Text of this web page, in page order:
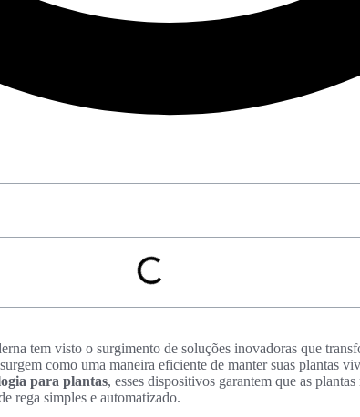
tem visto o surgimento de soluções inovadoras que
surgem como uma maneira eficiente de manter suas plantas
para plantas, esses dispositivos garantem que as
rega simples e automatizado.